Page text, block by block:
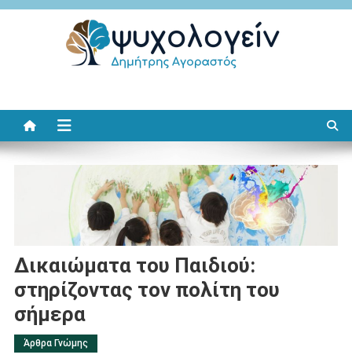
Μεταπηδήστε
Δικαιώματα του Παιδιού:
στηρίζοντας τον πολίτη του
σήμερα
Άρθρα Γνώμης